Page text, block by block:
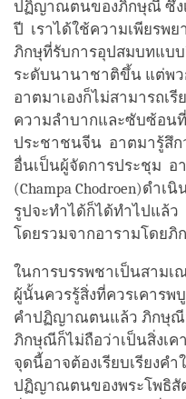
ปฏิญาณตนของภิกษุณี ซึ่ง
ปี เราได้ใช้ความเพียรพ
ภิกษุที่รับการอุปสมบทแบ
ระดับนานาชาติขึ้น แต่พ
อาตมาเองก็ไม่สามารถเ
ความลำบากและซับซ้อน
ประชาชนจีน อาตมารู้สึก
อื่นเป็นผู้จัดการประชุม อ
(Champa Chodroen)ดำ
รูปจะทำได้ก็ได้ทำไปแล้
โดยรวมจากอารามโดยภิ
ในการบรรพชาเป็นสามเ
ผู้นั้นควรรู้สิ่งที่ควรเคาร
คำปฏิญาณตนแล้ว ภิกษุณี
ภิกษุณีก็ไม่ถือว่าเป็นสิ่งเ
จุดนี้อาจต้องเรียบเรียงค
ปฏิญาณตนของพระโพธิสั